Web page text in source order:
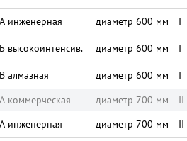
инженерная диаметр 600 мм I
высокоинтенсив. диаметр 600 мм I
алмазная диаметр 600 мм I
коммерческая диаметр 700 мм II
инженерная
диаметр 700 мм II